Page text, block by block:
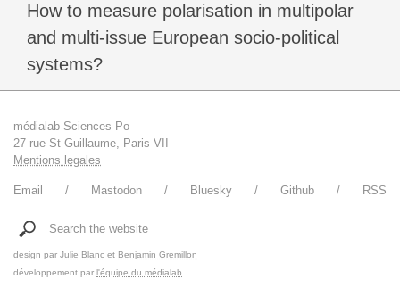
How to measure polarisation in multipolar
and multi-issue European socio-political
systems?
médialab Sciences Po
27 rue St Guillaume, Paris VII
Mentions legales
Email Mastodon Bluesky Github RSS
Search the website
design par Julie Blanc et Benjamin Gremillon
développement par l'équipe du médialab